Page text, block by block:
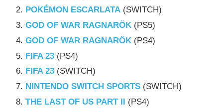
POKÉMON ESCARLATA (SWITCH)
GOD OF WAR RAGNARÖK (PS5)
GOD OF WAR RAGNARÖK (PS4)
FIFA 23 (PS4)
FIFA 23 (SWITCH)
NINTENDO SWITCH SPORTS (SWITCH)
THE LAST OF US PART II (PS4)